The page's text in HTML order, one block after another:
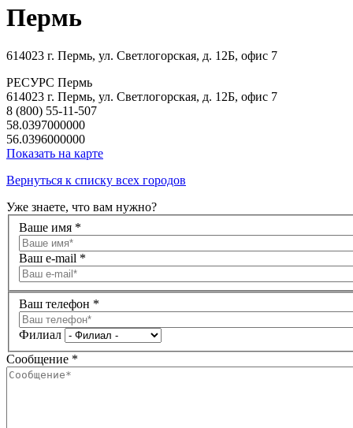
Пермь
614023 г. Пермь, ул. Светлогорская, д. 12Б, офис 7
РЕСУРС Пермь
614023 г. Пермь, ул. Светлогорская, д. 12Б, офис 7
8 (800) 55-11-507
58.0397000000
56.0396000000
Показать на карте
Вернуться к списку всех городов
Уже знаете, что вам нужно?
Ваше имя *
Ваш e-mail *
Ваш телефон *
Филиал
Сообщение *